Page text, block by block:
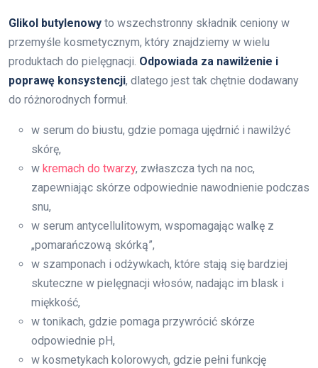
Glikol butylenowy to wszechstronny składnik ceniony w
przemyśle kosmetycznym, który znajdziemy w wielu
produktach do pielęgnacji. Odpowiada za nawilżenie i
poprawę konsystencji, dlatego jest tak chętnie dodawany
do różnorodnych formuł.
w serum do biustu, gdzie pomaga ujędrnić i nawilżyć
skórę,
w kremach do twarzy, zwłaszcza tych na noc,
zapewniając skórze odpowiednie nawodnienie podczas
snu,
w serum antycellulitowym, wspomagając walkę z
„pomarańczową skórką”,
w szamponach i odżywkach, które stają się bardziej
skuteczne w pielęgnacji włosów, nadając im blask i
miękkość,
w tonikach, gdzie pomaga przywrócić skórze
odpowiednie pH,
w kosmetykach kolorowych, gdzie pełni funkcję